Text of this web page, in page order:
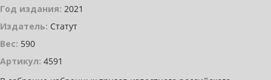
Год издания: 2021
Издатель: Статут
Вес: 590
Артикул: 4591